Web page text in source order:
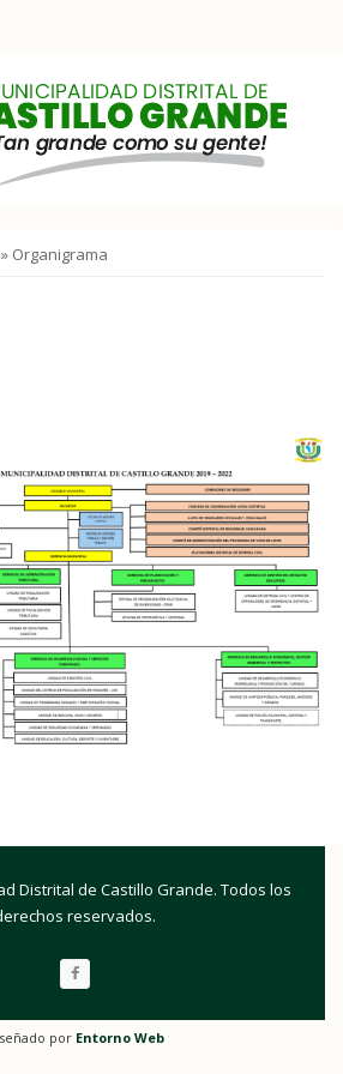
» Organigrama
Distrital de Castillo Grande. Todos los
reservados.
por Entorno Web